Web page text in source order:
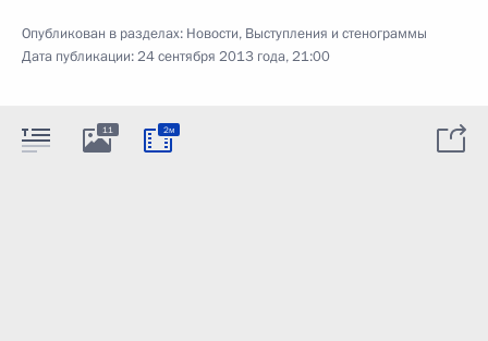
Опубликован в разделах: Новости, Выступления и стенограммы
Дата публикации:24 сентября 2013 года, 21:00
11 2м